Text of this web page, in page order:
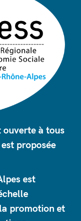
à tous
proposée
est
promotion et